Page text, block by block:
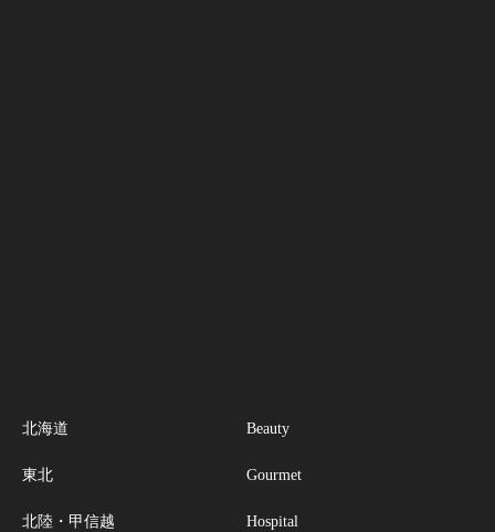
北海道
東北
北陸・甲信越
Beauty
Gourmet
Hospital